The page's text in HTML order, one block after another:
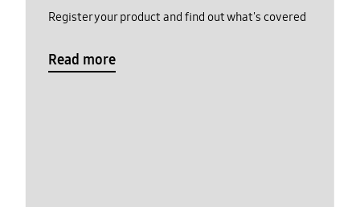
Register your product and find out what's covered
Read more